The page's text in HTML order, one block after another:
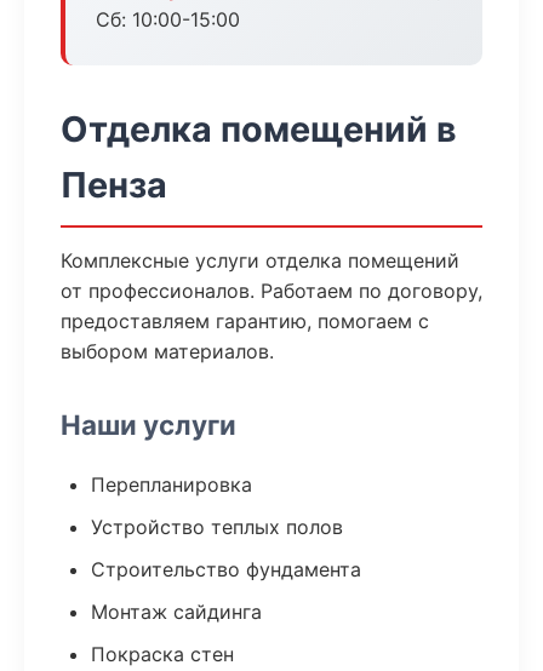
Сб: 10:00-15:00
Отделка помещений в
Пенза
Комплексные услуги отделка помещений
от профессионалов. Работаем по договору,
предоставляем гарантию, помогаем с
выбором материалов.
Наши услуги
Перепланировка
Устройство теплых полов
Строительство фундамента
Монтаж сайдинга
Покраска стен